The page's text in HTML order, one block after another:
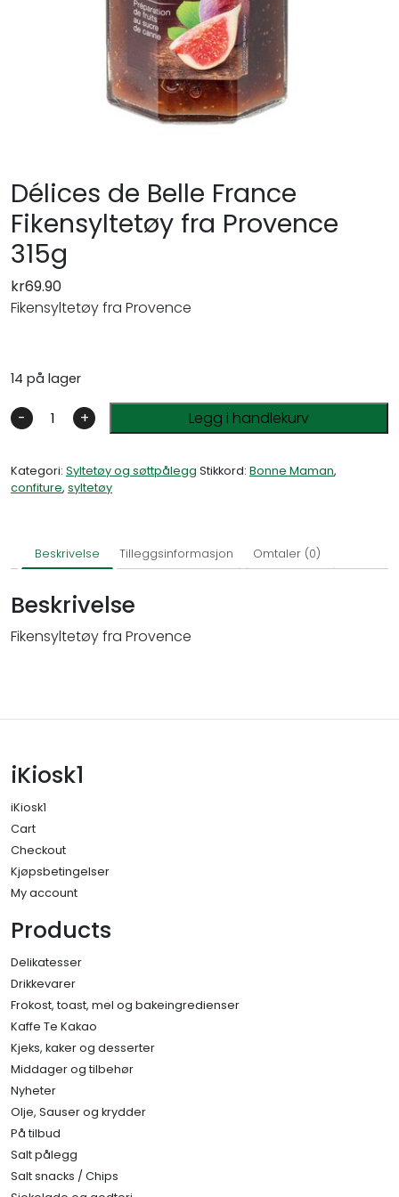
Délices de Belle France
Fikensyltetøy fra Provence
315g
kr69.90
Fikensyltetøy fra Provence
14 på lager
- + Legg i handlekurv
Kategori: Syltetøy og søttpålegg Stikkord: Bonne Maman,
confiture, syltetøy
Beskrivelse Tilleggsinformasjon Omtaler (0)
Beskrivelse
Fikensyltetøy fra Provence
iKiosk1
iKiosk1
Cart
Checkout
Kjøpsbetingelser
My account
Products
Delikatesser
Drikkevarer
Frokost, toast, mel og bakeingredienser
Kaffe Te Kakao
Kjeks, kaker og desserter
Middager og tilbehør
Nyheter
Olje, Sauser og krydder
På tilbud
Salt pålegg
Salt snacks / Chips